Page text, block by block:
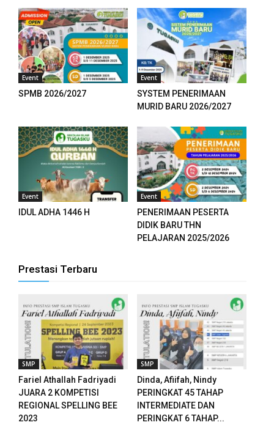
Event
SPMB 2026/2027
Event
SYSTEM PENERIMAAN
MURID BARU 2026/2027
Event
IDUL ADHA 1446 H
Event
PENERIMAAN PESERTA
DIDIK BARU THN
PELAJARAN 2025/2026
Prestasi Terbaru
SMP
Fariel Athallah Fadriyadi
JUARA 2 KOMPETISI
REGIONAL SPELLING BEE
2023
SMP
Dinda, Afiifah, Nindy
PERINGKAT 45 TAHAP
INTERMEDIATE DAN
PERINGKAT 6 TAHAP...